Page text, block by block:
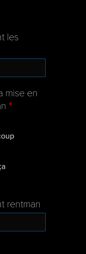
les
mise en
*
rentman